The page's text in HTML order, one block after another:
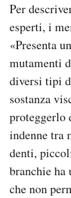
Per
esperti, i
«Presenta
mutamenti
diversi tipi
sostanza
proteggerlo
indenne tra
denti,
branchie ha
che non